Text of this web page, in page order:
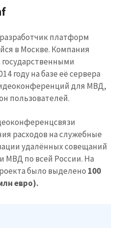
О ZDG
платформ
в Москве. Компания
государственными
году на базе её сервера
для МВД,
пользователей.
расходов на служебные
удалённых совещаний
МВД по всей России. На
было выделено 100
евро).